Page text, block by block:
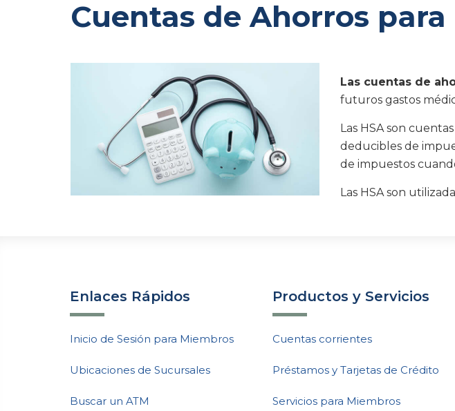
Cuentas de Ahorros para
Las cuentas de
futuros gastos
Las HSA son
deducibles de
de impuestos
Las HSA son
Enlaces Rápidos
Inicio de Sesión para Miembros
Ubicaciones de Sucursales
Buscar un ATM
Productos y Servicios
Cuentas corrientes
Préstamos y Tarjetas de Crédito
Servicios para Miembros